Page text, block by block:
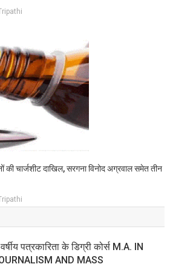
की चार्जशीट दाखिल, सरगना विनोद अग्रवाल समेत तीन
पत्रकारिता के डिग्री कोर्स M.A. IN
AND MASS